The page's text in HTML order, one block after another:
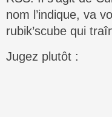
nom l’indique, va
rubik’scube qui
Jugez plutôt :